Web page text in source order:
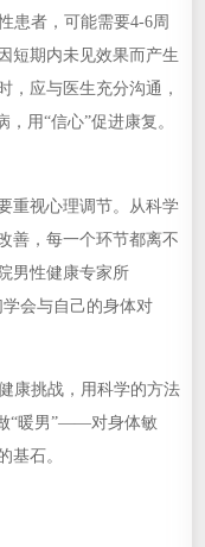
患者，可能需要4-6周
短期内未见效果而产生
，应与医生充分沟通，
用“信心”促进康复。
重视心理调节。从科学
善，每一个环节都离不
男性健康专家所
会与自己的身体对
康挑战，用科学的方法
“暖男”——对身体敏
基石。